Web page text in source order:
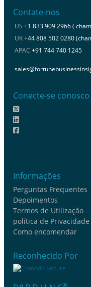
Contate-nos
US +1 833 909 2966 (
UK+44 808 502 0280
APAC +91 744 740 1245
Conecte-se conosco
Informações
Perguntas Frequentes
Depoimentos
Termos de Utilização
política de Privacidade
Como encomendar
Reconhecido Por
®